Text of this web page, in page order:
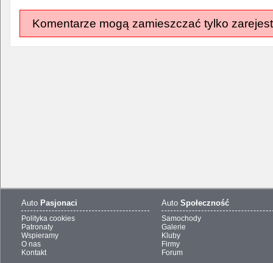
Komentarze mogą zamieszczać tylko
Auto Pasjonaci
Polityka cookies
Patronaty
Wspieramy
O nas
Kontakt
Auto Społeczność
Samochody
Galerie
Kluby
Firmy
Forum